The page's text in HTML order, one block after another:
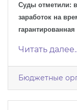
Суды отметили:
заработок на
Читать
Бюджетные